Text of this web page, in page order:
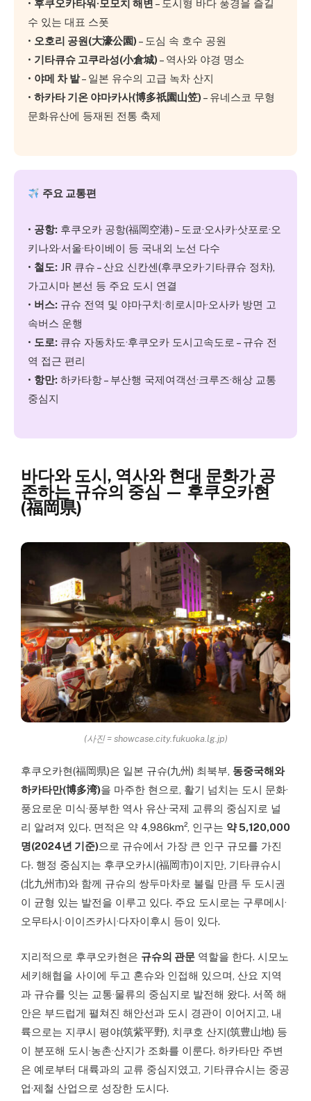
• 후쿠오카타워·모모치 해변 – 도시형 바다 풍경을 즐길
수 있는 대표 스폿
• 오호리 공원(大濠公園)– 도심 속 호수 공원
• 기타큐슈 고쿠라성(小倉城)– 역사와 야경 명소
• 야메 차 밭– 일본 유수의 고급 녹차 산지
• 하카타 기온 야마카사(博多祇園山笠)– 유네스코 무형
문화유산에 등재된 전통 축제
주요 교통편
• 공항: 후쿠오카 공항(福岡空港) – 도쿄·오사카·삿포로·오
키나와·서울·타이베이 등 국내외 노선 다수
• 철도: JR 큐슈 – 산요 신칸센(후쿠오카·기타큐슈 정차),
가고시마 본선 등 주요 도시 연결
• 버스: 규슈 전역 및 야마구치·히로시마·오사카 방면 고
속버스 운행
• 도로: 큐슈 자동차도·후쿠오카 도시고속도로 – 규슈 전
역 접근 편리
• 항만: 하카타항 – 부산행 국제여객선·크루즈·해상 교통
중심지
바다와 도시, 역사와 현대 문화가 공
존하는 규슈의 중심 — 후쿠오카현
(福岡県)
(사진 = showcase.city.fukuoka.lg.jp)
후쿠오카현(福岡県)은 일본 규슈(九州) 최북부, 동중국해와
하카타만(博多湾)을 마주한 현으로, 활기 넘치는 도시 문화·
풍요로운 미식·풍부한 역사 유산·국제 교류의 중심지로 널
리 알려져 있다. 면적은 약 4,986km², 인구는 약 5,120,000
명(2024년 기준)으로 규슈에서 가장 큰 인구 규모를 가진
다. 행정 중심지는 후쿠오카시(福岡市)이지만, 기타큐슈시
(北九州市)와 함께 규슈의 쌍두마차로 불릴 만큼 두 도시권
이 균형 있는 발전을 이루고 있다. 주요 도시로는 구루메시·
오무타시·이이즈카시·다자이후시 등이 있다.
지리적으로 후쿠오카현은 규슈의 관문 역할을 한다. 시모노
세키해협을 사이에 두고 혼슈와 인접해 있으며, 산요 지역
과 규슈를 잇는 교통·물류의 중심지로 발전해 왔다. 서쪽 해
안은 부드럽게 펼쳐진 해안선과 도시 경관이 이어지고, 내
륙으로는 지쿠시 평야(筑紫平野), 치쿠호 산지(筑豊山地) 등
이 분포해 도시·농촌·산지가 조화를 이룬다. 하카타만 주변
은 예로부터 대륙과의 교류 중심지였고, 기타큐슈시는 중공
업·제철 산업으로 성장한 도시다.